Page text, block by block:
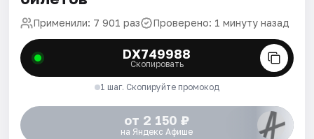
Применили: 7 901 раз Проверено: 1 минуту назад
DX749988
Скопировать
1 шаг. Скопируйте промокод
от 2 150 ₽
на Яндекс Афише